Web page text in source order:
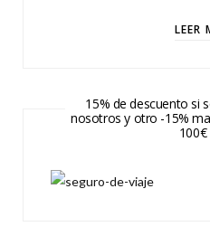
LEER
15% de descuento si
nosotros y otro -15%
100€